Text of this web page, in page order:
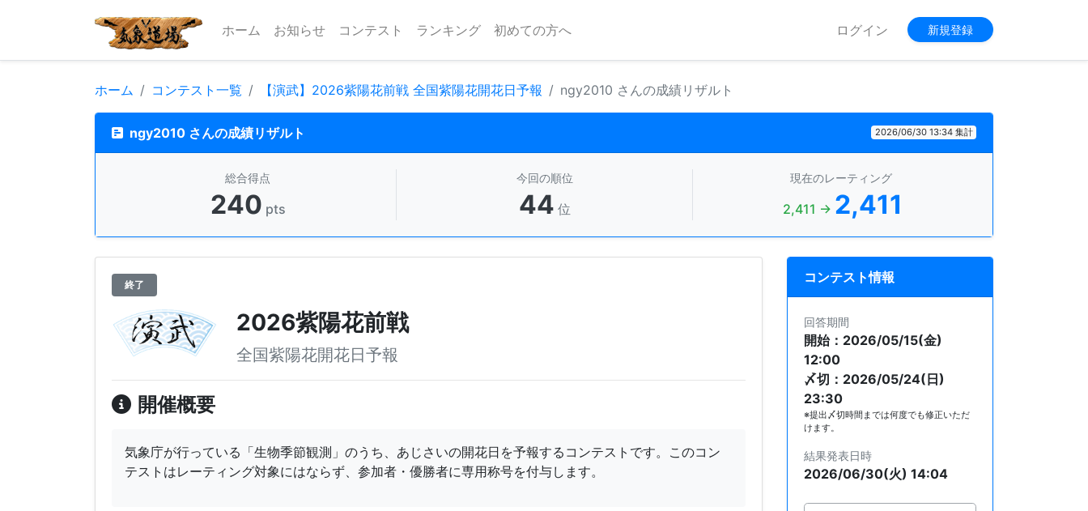
ホーム お知らせ コンテスト ランキング 初めての方へ ログイン 新規登録
ホーム コンテスト一覧 【演武】2026紫陽花前戦 全国紫陽花開花日予報 ngy2010 さんの成績リザルト
ngy2010 さんの成績リザルト 2026/06/30 13:34 集計
総合得点
240 pts
今回の順位
44 位
現在のレーティング
2,411 → 2,411
終了
2026紫陽花前戦
全国紫陽花開花日予報
開催概要
気象庁が行っている「生物季節観測」のうち、あじさいの開花日を予報するコンテストです。このコン
テストはレーティング対象にはならず、参加者・優勝者に専用称号を付与します。
コンテスト情報
回答期間
開始：2026/05/15(金)
12:00
〆切：2026/05/24(日)
23:30
※提出〆切時間までは何度でも修正いただ
けます。
結果発表日時
2026/06/30(火) 14:04